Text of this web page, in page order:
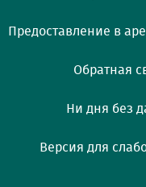
Предоставление в
Обратная
Ни дня без
Версия для